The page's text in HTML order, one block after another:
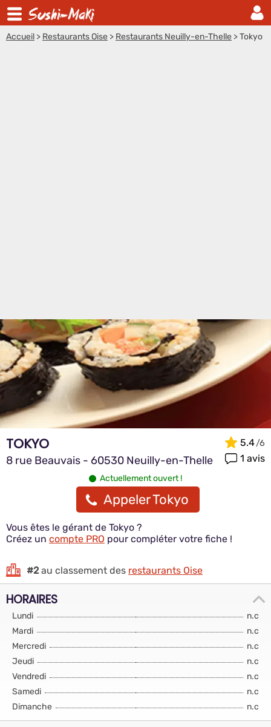
Accueil > Restaurants Oise > Restaurants Neuilly-en-Thelle >Tokyo
TOKYO
8 rue Beauvais - 60530 Neuilly-en-Thelle
5.4
1 avis
Actuellement ouvert !
Appeler Tokyo
Vous êtes le gérant de Tokyo ?
Créez un compte PRO pour compléter votre fiche !
#2au classement des restaurants Oise
HORAIRES
Lundi
n.c
Mardi
n.c
Mercredi
n.c
Jeudi
n.c
Vendredi
n.c
Samedi
n.c
Dimanche
n.c